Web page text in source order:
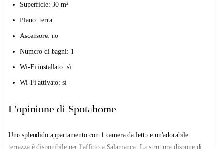
Superficie: 30 m²
Piano: terra
Ascensore: no
Numero di bagni: 1
Wi-Fi installato: sì
Wi-Fi attivato: sì
L'opinione di Spotahome
Uno splendido appartamento con 1 camera da letto e un'adorabile
terrazza è disponibile per l'affitto a Salamanca. La struttura dispone di